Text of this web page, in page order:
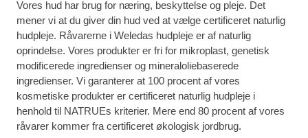
Vores hud har brug for næring, beskyttelse og pleje. Det
mener vi at du giver din hud ved at vælge certificeret naturlig
hudpleje. Råvarerne i Weledas hudpleje er af naturlig
oprindelse. Vores produkter er fri for mikroplast, genetisk
modificerede ingredienser og mineraloliebaserede
ingredienser. Vi garanterer at 100 procent af vores
kosmetiske produkter er certificeret naturlig hudpleje i
henhold til NATRUEs kriterier. Mere end 80 procent af vores
råvarer kommer fra certificeret økologisk jordbrug.